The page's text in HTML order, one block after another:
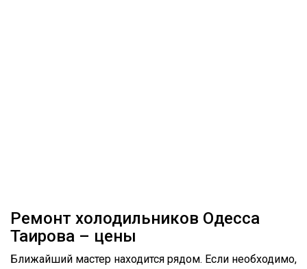
Ремонт холодильников Одесса
Таирова – цены
Ближайший мастер находится рядом. Если необходимо,